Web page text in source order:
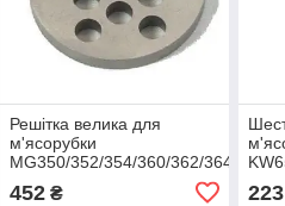
Решітка велика для
м'ясорубки
MG350/352/354/360/362/364
452₴ 223